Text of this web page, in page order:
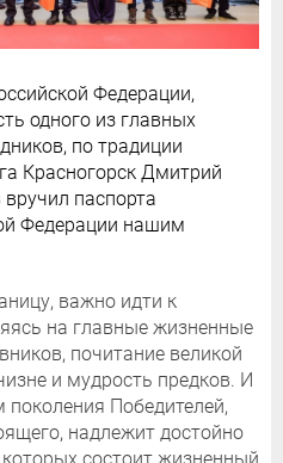
Федерации,
одного из главных
по традиции
Красногорск Дмитрий
паспорта
Федерации нашим
важно идти к
на главные жизненные
почитание великой
и мудрость предков. И
Победителей,
надлежит достойно